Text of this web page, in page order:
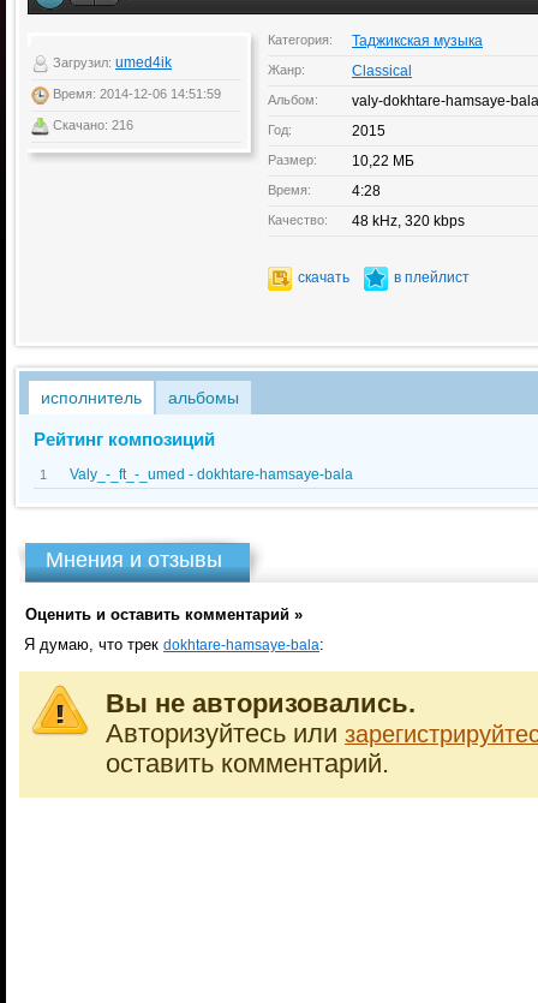
Загрузил: umed4ik
Время: 2014-12-06 14:51:59
Скачано: 216
Категория: Таджикская музыка
Жанр: Classical
Альбом: valy-dokhtare-hamsaye-bala
Год: 2015
Размер: 10,22 МБ
Время: 4:28
Качество: 48 kHz, 320 kbps
скачать в плейлист
исполнитель альбомы
Рейтинг композиций
1 Valy_-_ft_-_umed - dokhtare-hamsaye-bala
Мнения и отзывы
Оценить и оставить комментарий »
Я думаю, что трек dokhtare-hamsaye-bala:
Вы не авторизовались.
Авторизуйтесь или
оставить комментарий.